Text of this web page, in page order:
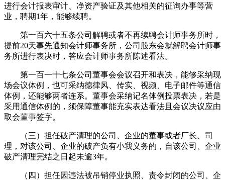
进行会计报表审计、净资产验证及其他相关的征询办事等营
业，聘期1年，能够续聘。
第一百六十五条公司解聘或者不再续聘会计师事务所时，
提前20天事先通知会计师事务所，公司股东会就解聘会计师事
务所进行表决时，答应会计师事务所陈述看法。
第一百一十七条公司董事会会议召开和表决，能够采纳现
场会议体例，也可采纳德律风、传实、视频、电子邮件等通信
体例，还能够两者连系。董事会采纳记名体例投票表决，若是
采用通信体例的，须保障董事能充实表达看法且会议决议应由
取会董事签字。
（三）担任破产清理的公司、企业的董事或者厂长、司
理，对该公司、企业的破产负有小我义务的，自该公司、企业
破产清理完结之日起未逾3年。
（四）担任因违法被吊销停业执照、责令封闭的公司、企